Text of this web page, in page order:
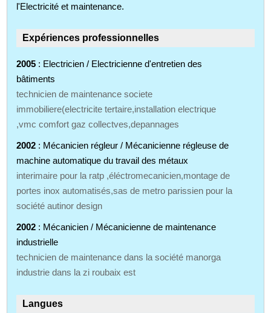
l'Electricité et maintenance.
Expériences professionnelles
2005 : Electricien / Electricienne d'entretien des
bâtiments
technicien de maintenance societe
immobiliere(electricite tertaire,installation electrique
,vmc comfort gaz collectves,depannages
2002 : Mécanicien régleur / Mécanicienne régleuse de
machine automatique du travail des métaux
interimaire pour la ratp ,éléctromecanicien,montage de
portes inox automatisés,sas de metro parissien pour la
société autinor design
2002 : Mécanicien / Mécanicienne de maintenance
industrielle
technicien de maintenance dans la société manorga
industrie dans la zi roubaix est
Langues